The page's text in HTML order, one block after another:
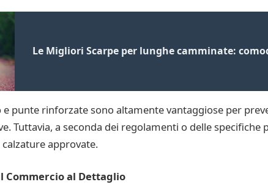
Le Migliori Scarpe per lunghe camminate:
punte rinforzate sono altamente vantaggiose per
Tuttavia, a seconda dei regolamenti o delle
approvate.
Commercio al Dettaglio